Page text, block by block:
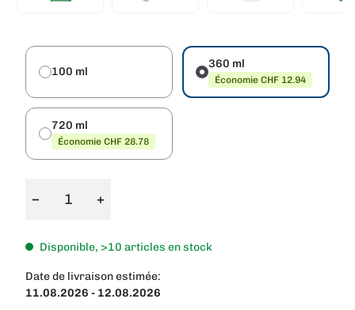
100 ml
360 ml
Économie CHF 12.94
720 ml
Économie CHF 28.78
− +
Disponible, >10 articles en stock
Date de livraison estimée:
11.08.2026 - 12.08.2026